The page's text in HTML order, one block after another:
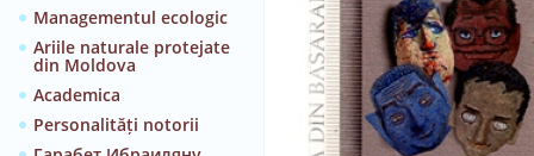
Managementul ecologic
Ariile naturale protejate
din Moldova
Academica
Personalități notorii